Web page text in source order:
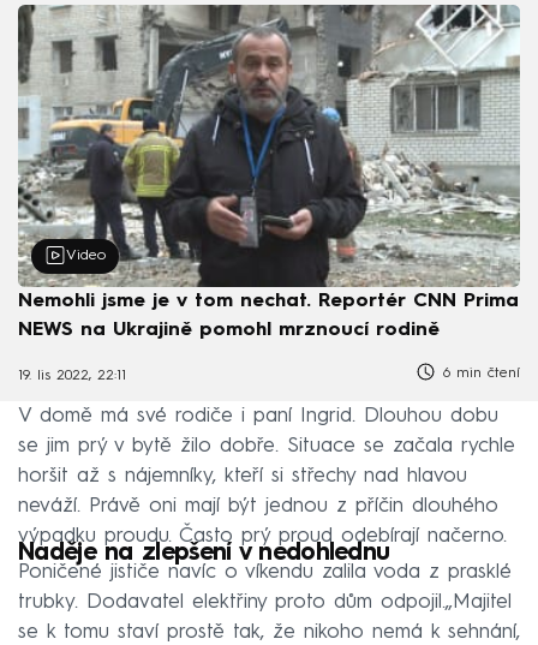
Video
Nemohli jsme je v tom nechat. Reportér CNN Prima
NEWS na Ukrajině pomohl mrznoucí rodině
19. lis 2022, 22:11 6 min čtení
V domě má své rodiče i paní Ingrid. Dlouhou dobu
se jim prý v bytě žilo dobře. Situace se začala rychle
horšit až s nájemníky, kteří si střechy nad hlavou
neváží. Právě oni mají být jednou z příčin dlouhého
výpadku proudu. Často prý proud odebírají načerno.
Naděje na zlepšení v nedohlednu
Poničené jističe navíc o víkendu zalila voda z prasklé
trubky. Dodavatel elektřiny proto dům odpojil.„Majitel
se k tomu staví prostě tak, že nikoho nemá k sehnání,